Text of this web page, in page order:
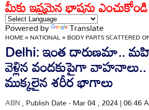
మీకు ఇష్టమైన భాషను ఎంచుకోండి
Powered by Translate
HOME»NATIONAL»BODY PARTS SCATTERED
Delhi: ఇంత దారుణమా..
వెళ్లిన వందకుపైగా వాహనాలు..
ముక్కలైన శరీర భాగాలు
ABN, Publish Date - Mar 04 , 2024 | 06:46